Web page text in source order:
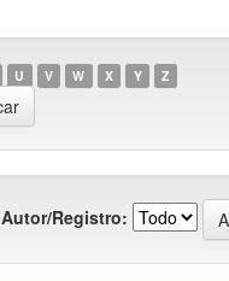
U V W X Y Z
Autor/Registro: